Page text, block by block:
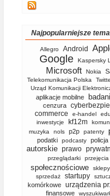
Najpopularniejsze
Allegro Android
Google Kaspersky
Microsoft Nokia
Telekomunikacja Polska
Urząd Komunikacji
aplikacje mobilne
cenzura
commerce
e-handel
inwestycje kf12m
muzyka nols p2p patenty
podatki podcasty policja
autorskie prawo
przeglądarki
przejęcia
społecznościowe
sprzedaż
startupy
komórkowe
urządzenia
finansowe